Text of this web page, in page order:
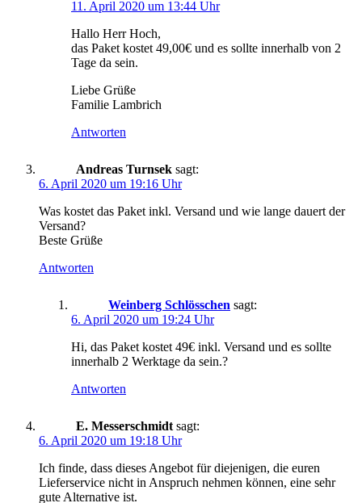
11. April 2020 um 13:44 Uhr
Hallo Herr Hoch,
das Paket kostet 49,00€ und es sollte innerhalb von 2
Tage da sein.
Liebe Grüße
Familie Lambrich
Antworten
Andreas Turnsek sagt:
6. April 2020 um 19:16 Uhr
Was kostet das Paket inkl. Versand und wie lange dauert der
Versand?
Beste Grüße
Antworten
Weinberg Schlösschen sagt:
6. April 2020 um 19:24 Uhr
Hi, das Paket kostet 49€ inkl. Versand und es sollte
innerhalb 2 Werktage da sein.?
Antworten
E. Messerschmidt sagt:
6. April 2020 um 19:18 Uhr
Ich finde, dass dieses Angebot für diejenigen, die euren
Lieferservice nicht in Anspruch nehmen können, eine sehr
gute Alternative ist.